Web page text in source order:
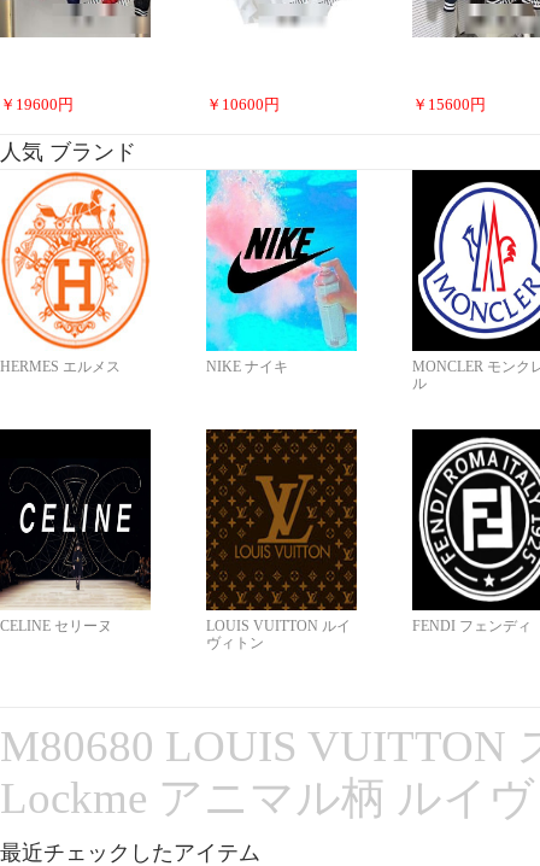
￥ 19600 円 ￥ 10600 円 ￥ 15600 円
人気 ブランド
HERMES エルメス NIKE ナイキ
MONCLER モンク
ル
CELINE セリーヌ
LOUIS VUITTON ルイ
ヴィトン
FENDI フェンディ
M80680 LOUIS VUITTON
Lockme アニマル柄 ルイ
最近チェックしたアイテム